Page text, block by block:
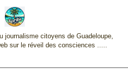
journalisme citoyens de Guadeloupe,
sur le réveil des consciences .....